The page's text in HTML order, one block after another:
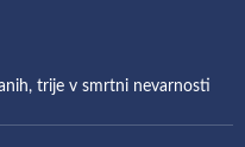
trije v smrtni nevarnosti